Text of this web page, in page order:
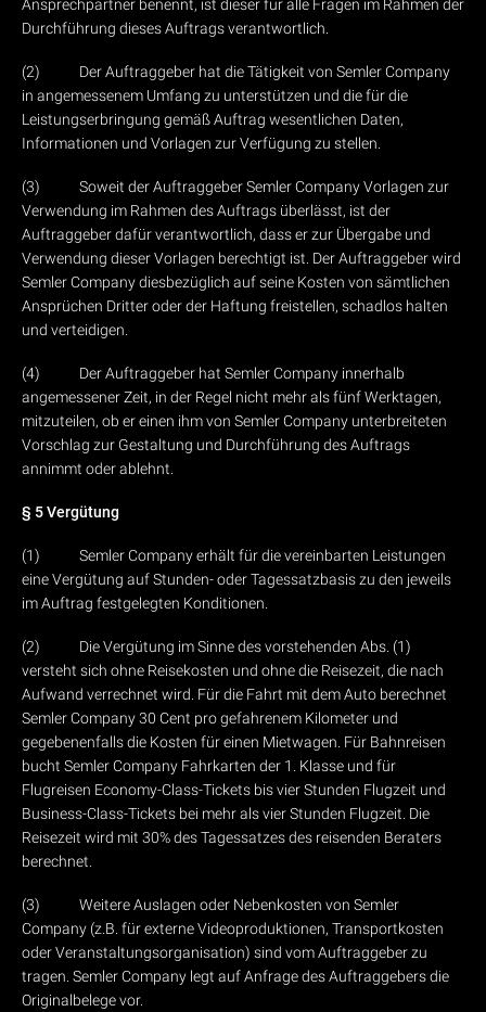
Ansprechpartner benennt, ist dieser für alle Fragen im Rahmen der
Durchführung dieses Auftrags verantwortlich.
(2) Der Auftraggeber hat die Tätigkeit von Semler Company
in angemessenem Umfang zu unterstützen und die für die
Leistungserbringung gemäß Auftrag wesentlichen Daten,
Informationen und Vorlagen zur Verfügung zu stellen.
(3) Soweit der Auftraggeber Semler Company Vorlagen zur
Verwendung im Rahmen des Auftrags überlässt, ist der
Auftraggeber dafür verantwortlich, dass er zur Übergabe und
Verwendung dieser Vorlagen berechtigt ist. Der Auftraggeber wird
Semler Company diesbezüglich auf seine Kosten von sämtlichen
Ansprüchen Dritter oder der Haftung freistellen, schadlos halten
und verteidigen.
(4) Der Auftraggeber hat Semler Company innerhalb
angemessener Zeit, in der Regel nicht mehr als fünf Werktagen,
mitzuteilen, ob er einen ihm von Semler Company unterbreiteten
Vorschlag zur Gestaltung und Durchführung des Auftrags
annimmt oder ablehnt.
§ 5 Vergütung
(1) Semler Company erhält für die vereinbarten Leistungen
eine Vergütung auf Stunden- oder Tagessatzbasis zu den jeweils
im Auftrag festgelegten Konditionen.
(2) Die Vergütung im Sinne des vorstehenden Abs. (1)
versteht sich ohne Reisekosten und ohne die Reisezeit, die nach
Aufwand verrechnet wird. Für die Fahrt mit dem Auto berechnet
Semler Company 30 Cent pro gefahrenem Kilometer und
gegebenenfalls die Kosten für einen Mietwagen. Für Bahnreisen
bucht Semler Company Fahrkarten der 1. Klasse und für
Flugreisen Economy-Class-Tickets bis vier Stunden Flugzeit und
Business-Class-Tickets bei mehr als vier Stunden Flugzeit. Die
Reisezeit wird mit 30% des Tagessatzes des reisenden Beraters
berechnet.
(3) Weitere Auslagen oder Nebenkosten von Semler
Company (z.B. für externe Videoproduktionen, Transportkosten
oder Veranstaltungsorganisation) sind vom Auftraggeber zu
tragen. Semler Company legt auf Anfrage des Auftraggebers die
Originalbelege vor.